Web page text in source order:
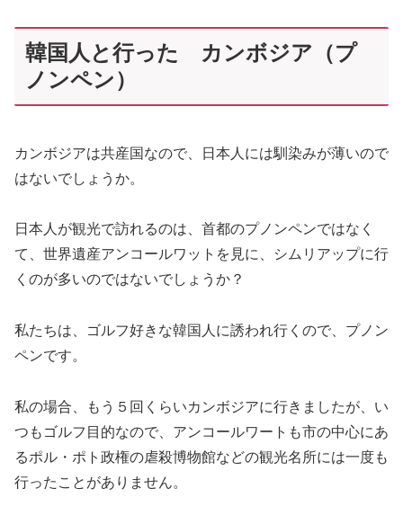
韓国人と行った カンボジア（プ
ノンペン）
カンボジアは共産国なので、日本人には馴染みが薄いので
はないでしょうか。
日本人が観光で訪れるのは、首都のプノンペンではなく
て、世界遺産アンコールワットを見に、シムリアップに行
くのが多いのではないでしょうか？
私たちは、ゴルフ好きな韓国人に誘われ行くので、プノン
ペンです。
私の場合、もう５回くらいカンボジアに行きましたが、い
つもゴルフ目的なので、アンコールワートも市の中心にあ
るポル・ポト政権の虐殺博物館などの観光名所には一度も
行ったことがありません。